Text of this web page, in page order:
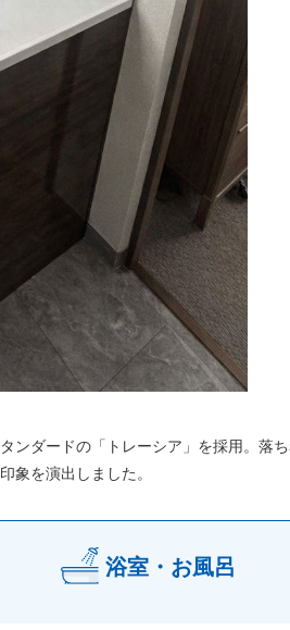
ンダードの「トレーシア」を採用。
象を演出しました。
浴室・お風呂